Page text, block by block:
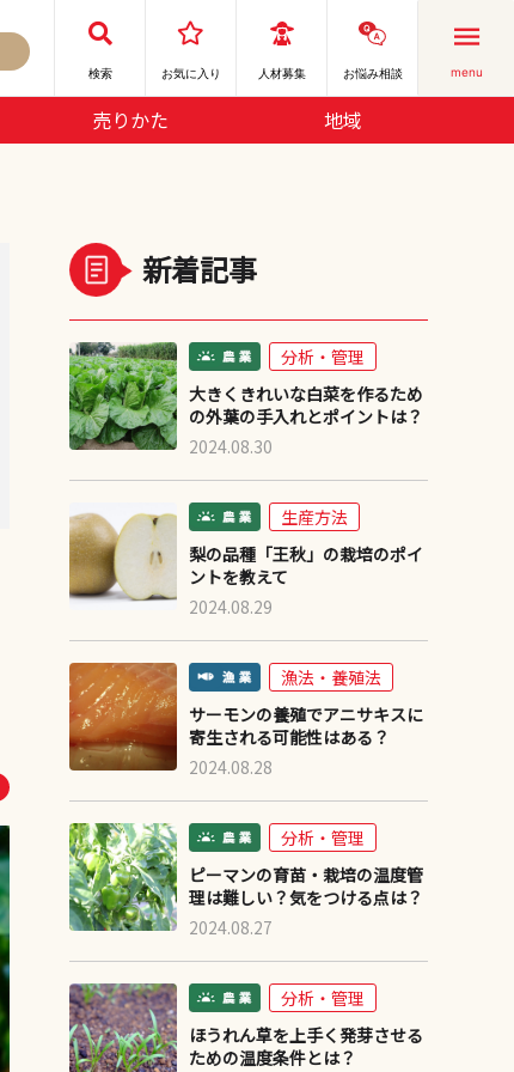
検索 お気に⼊り 人材募集 お悩み相談 menu
売りかた 地域
新着記事
分析・管理
大きくきれいな白菜を作るため
の外葉の手入れとポイントは？
2024.08.30
生産方法
梨の品種「王秋」の栽培のポイ
ントを教えて
2024.08.29
漁法・養殖法
サーモンの養殖でアニサキスに
寄生される可能性はある？
2024.08.28
分析・管理
ピーマンの育苗・栽培の温度管
理は難しい？気をつける点は？
2024.08.27
分析・管理
ほうれん草を上手く発芽させる
ための温度条件とは？